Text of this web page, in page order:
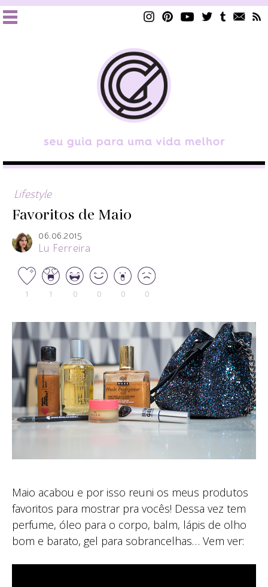
Lifestyle
Favoritos de Maio
06.06.2015
Lu Ferreira
1 1 0 0 0 0
Maio acabou e por isso reuni os meus produtos
favoritos para mostrar pra vocês! Dessa vez tem
perfume, óleo para o corpo, balm, lápis de olho
bom e barato, gel para sobrancelhas… Vem ver: